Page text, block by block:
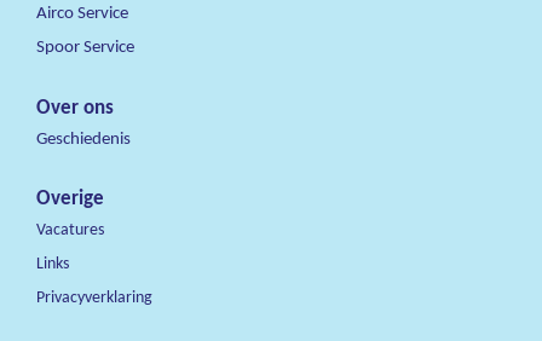
Airco Service
Spoor Service
Over ons
Geschiedenis
Overige
Vacatures
Links
Privacyverklaring